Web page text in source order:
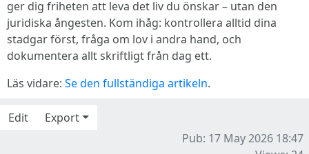
ger dig friheten att leva det liv du önskar – utan den
juridiska ångesten. Kom ihåg: kontrollera alltid dina
stadgar först, fråga om lov i andra hand, och
dokumentera allt skriftligt från dag ett.
Läs vidare: Se den fullständiga artikeln.
Edit
Export
Pub: 17 May 2026 18:47